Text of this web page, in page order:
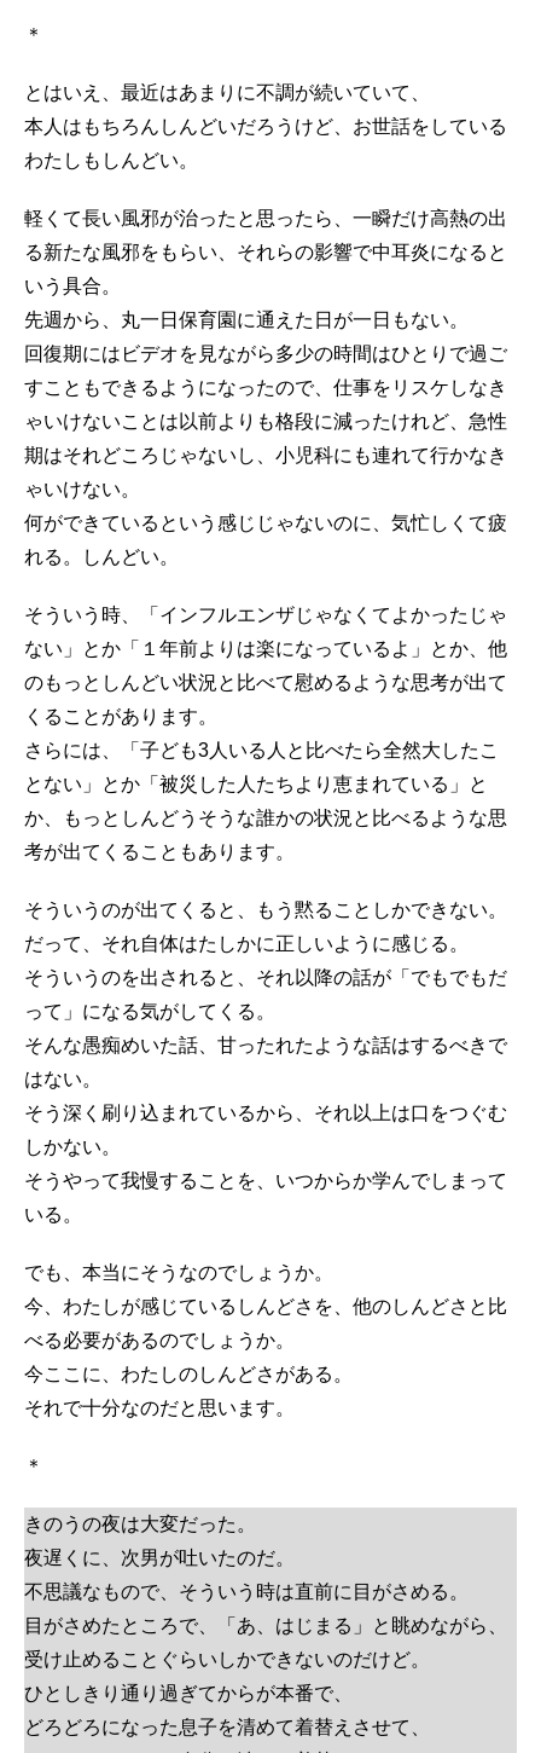
＊
とはいえ、最近はあまりに不調が続いていて、
本人はもちろんしんどいだろうけど、お世話をしている
わたしもしんどい。
軽くて長い風邪が治ったと思ったら、一瞬だけ高熱の出
る新たな風邪をもらい、それらの影響で中耳炎になると
いう具合。
先週から、丸一日保育園に通えた日が一日もない。
回復期にはビデオを見ながら多少の時間はひとりで過ご
すこともできるようになったので、仕事をリスケしなき
ゃいけないことは以前よりも格段に減ったけれど、急性
期はそれどころじゃないし、小児科にも連れて行かなき
ゃいけない。
何ができているという感じじゃないのに、気忙しくて疲
れる。しんどい。
そういう時、「インフルエンザじゃなくてよかったじゃ
ない」とか「１年前よりは楽になっているよ」とか、他
のもっとしんどい状況と比べて慰めるような思考が出て
くることがあります。
さらには、「子ども3人いる人と比べたら全然大したこ
とない」とか「被災した人たちより恵まれている」と
か、もっとしんどうそうな誰かの状況と比べるような思
考が出てくることもあります。
そういうのが出てくると、もう黙ることしかできない。
だって、それ自体はたしかに正しいように感じる。
そういうのを出されると、それ以降の話が「でもでもだ
って」になる気がしてくる。
そんな愚痴めいた話、甘ったれたような話はするべきで
はない。
そう深く刷り込まれているから、それ以上は口をつぐむ
しかない。
そうやって我慢することを、いつからか学んでしまって
いる。
でも、本当にそうなのでしょうか。
今、わたしが感じているしんどさを、他のしんどさと比
べる必要があるのでしょうか。
今ここに、わたしのしんどさがある。
それで十分なのだと思います。
＊
きのうの夜は大変だった。
夜遅くに、次男が吐いたのだ。
不思議なもので、そういう時は直前に目がさめる。
目がさめたところで、「あ、はじまる」と眺めながら、
受け止めることぐらいしかできないのだけど。
ひとしきり通り過ぎてからが本番で、
どろどろになった息子を清めて着替えさせて、